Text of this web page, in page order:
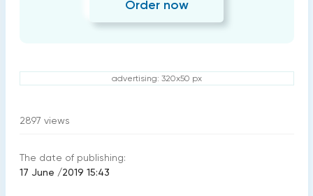
Order now
advertising: 320x50 px
2897 views
The date of publishing:
17 June /2019 15:43